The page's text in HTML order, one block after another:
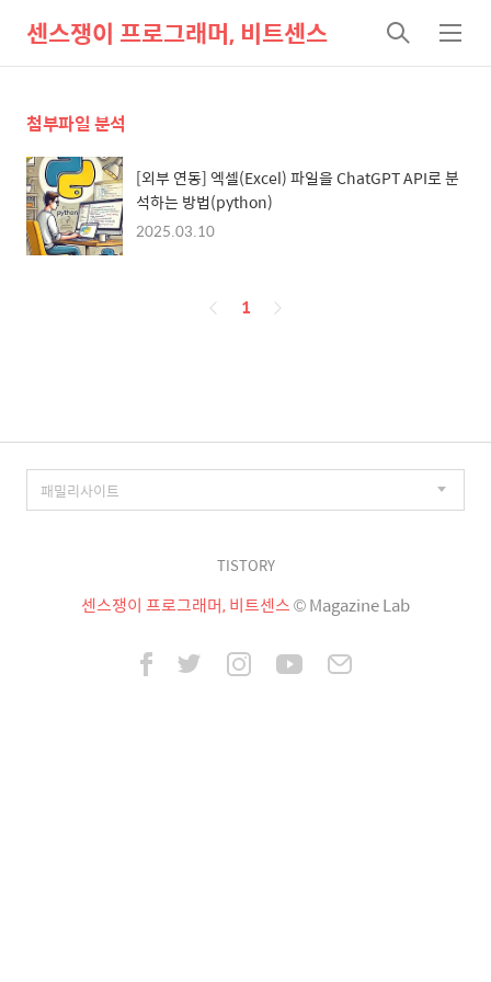
센스쟁이 프로그래머, 비트센스
검
색
메
뉴
첨부파일 분석
[외부 연동] 엑셀(Excel) 파일을 ChatGPT API로 분
석하는 방법(python)
2025.03.10
페
1
TISTORY
센스쟁이 프로그래머, 비트센스© Magazine Lab